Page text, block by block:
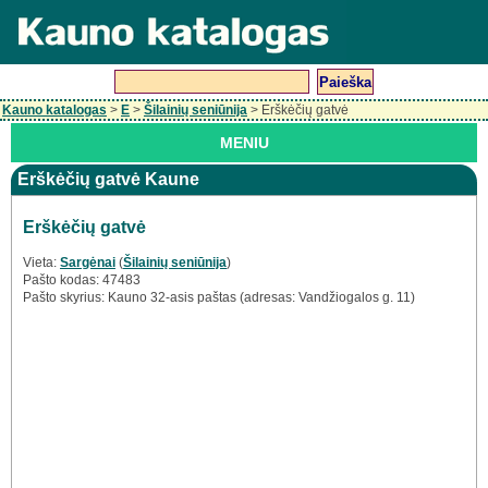
Kauno katalogas > E > Šilainių seniūnija > Erškėčių gatvė
MENIU
Erškėčių gatvė Kaune
Erškėčių gatvė
Vieta: Sargėnai (Šilainių seniūnija)
Pašto kodas: 47483
Pašto skyrius: Kauno 32-asis paštas (adresas: Vandžiogalos g. 11)